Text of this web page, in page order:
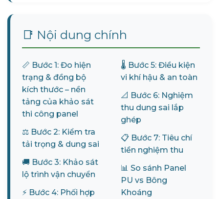
📑 Nội dung chính
📏 Bước 1: Đo hiện
trạng & đồng bộ
kích thước – nền
tảng của khảo sát
thi công panel
⚖️ Bước 2: Kiểm tra
tải trọng & dung sai
🚚 Bước 3: Khảo sát
lộ trình vận chuyển
⚡ Bước 4: Phối hợp
🌡️ Bước 5: Điều kiện
vi khí hậu & an toàn
📐 Bước 6: Nghiệm
thu dung sai lắp
ghép
📋 Bước 7: Tiêu chí
tiền nghiệm thu
📊 So sánh Panel
PU vs Bông
Khoáng